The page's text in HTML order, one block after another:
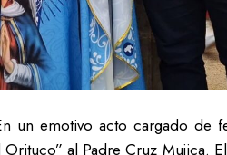
un emotivo acto cargado de
al Padre Cruz Mujica.